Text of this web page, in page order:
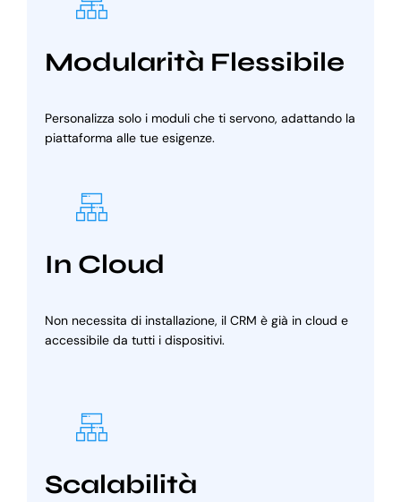
Modularità Flessibile
Personalizza solo i moduli che ti servono, adattando la
piattaforma alle tue esigenze.
In Cloud
Non necessita di installazione, il CRM è già in cloud e
accessibile da tutti i dispositivi.
Scalabilità